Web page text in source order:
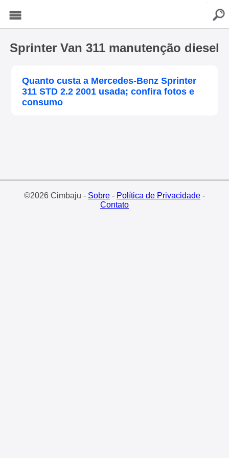
Sprinter Van 311 manutenção diesel
Quanto custa a Mercedes-Benz Sprinter
311 STD 2.2 2001 usada; confira fotos e
consumo
©2026 Cimbaju - Sobre- Política de Privacidade-
Contato